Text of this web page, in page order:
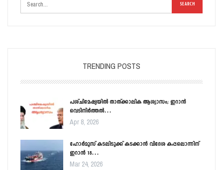
TRENDING POSTS
പശ്ചിമേഷ്യയിൽ താത്ക്കാലിക ആശ്വാസം; ഇറാൻ
വെടിനിർത്തൽ…
Apr 8, 2026
ഹോർമൂസ് കടലിടുക്ക് കടക്കാൻ വിദേശ കപ്പലൊന്നിന്
ഇറാൻ 18…
Mar 24, 2026